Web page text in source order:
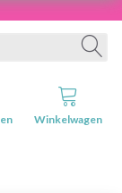
Winkelwagen